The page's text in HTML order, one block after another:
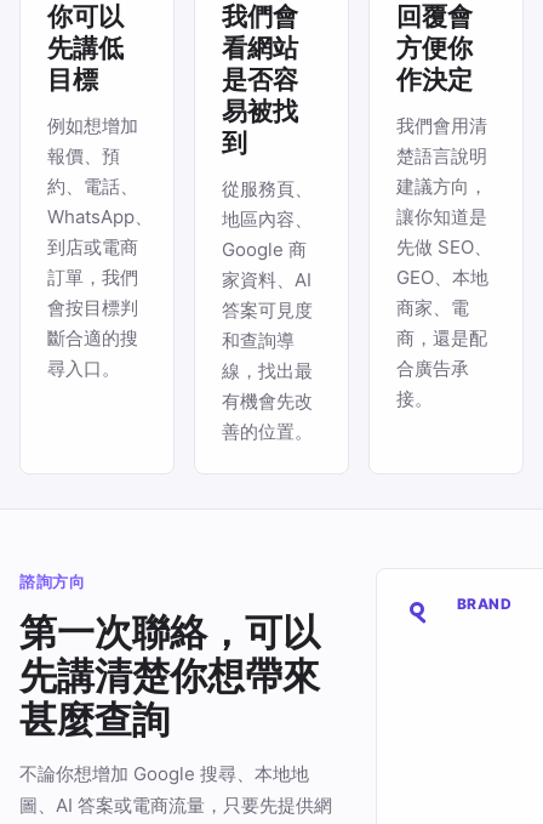
你可以
先講低
目標
例如想增加
報價、預
約、電話、
WhatsApp、
到店或電商
訂單，我們
會按目標判
斷合適的搜
尋入口。
我們會
看網站
是否容
易被找
到
從服務頁、
地區內容、
Google 商
家資料、AI
答案可見度
和查詢導
線，找出最
有機會先改
善的位置。
回覆會
方便你
作決定
我們會用清
楚語言說明
建議方向，
讓你知道是
先做 SEO、
GEO、本地
商家、電
商，還是配
合廣告承
接。
諮詢方向
第一次聯絡，可以
先講清楚你想帶來
甚麼查詢
不論你想增加 Google 搜尋、本地地
圖、AI 答案或電商流量，只要先提供網
BRAND